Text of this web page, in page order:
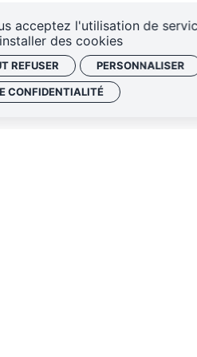
acceptez l'utilisation de
des cookies
REFUSER PERSONNALISER
CONFIDENTIALITÉ